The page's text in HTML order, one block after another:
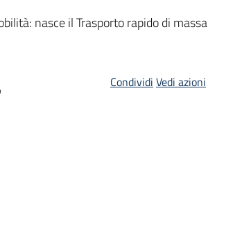
nasce il Trasporto rapido di massa
Condividi Vedi azioni